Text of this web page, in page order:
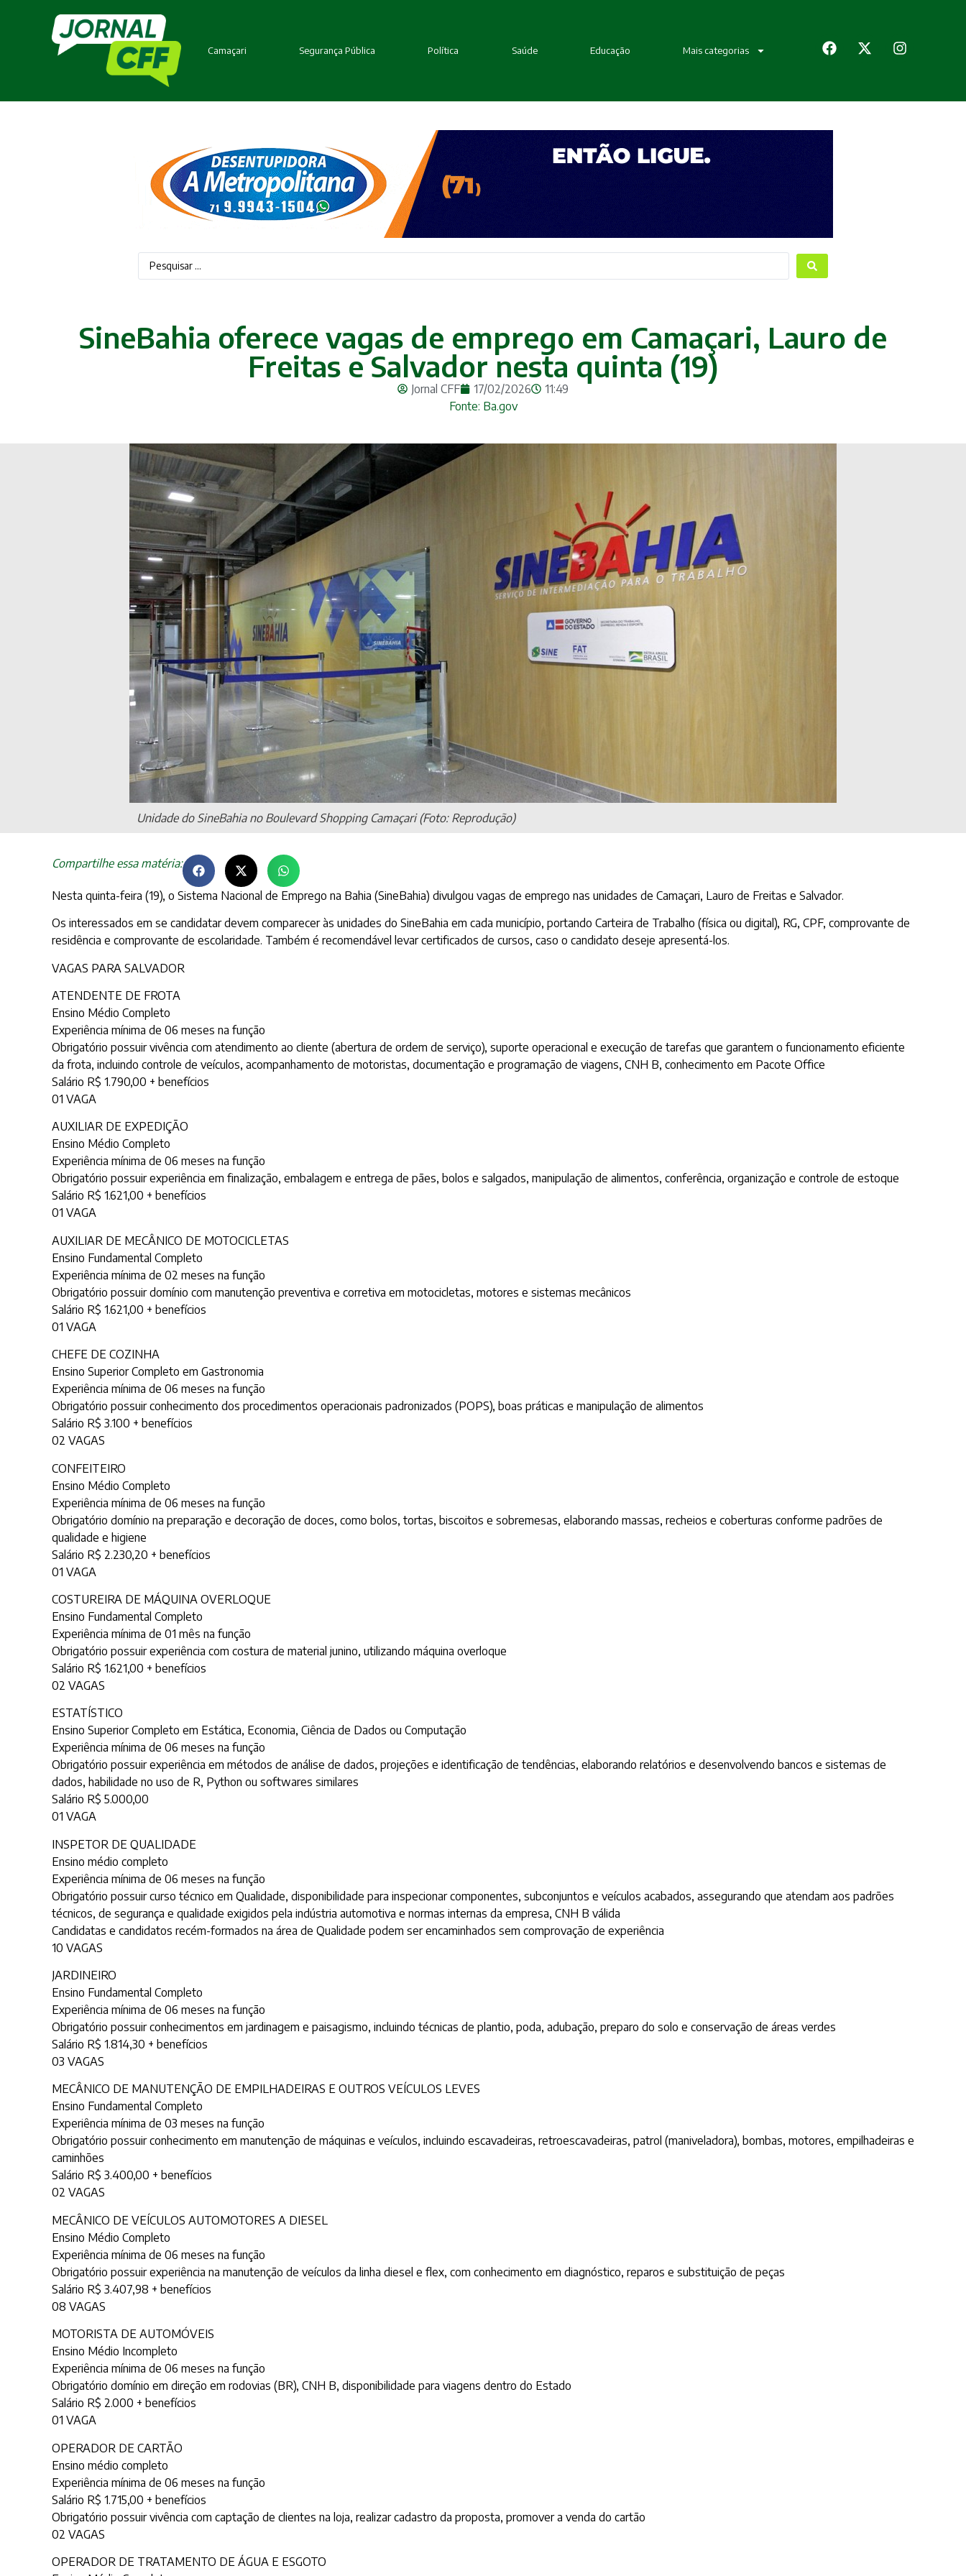
Camaçari Segurança Pública Política Saúde Educação Mais categorias
SineBahia oferece vagas de emprego em Camaçari, Lauro de
Freitas e Salvador nesta quinta (19)
Jornal CFF 17/02/2026
11:49
Fonte: Ba.gov
Unidade do SineBahia no Boulevard Shopping Camaçari (Foto: Reprodução)
Compartilhe essa matéria:
Nesta quinta-feira (19), o Sistema Nacional de Emprego na Bahia (SineBahia) divulgou vagas de emprego nas unidades de Camaçari, Lauro de Freitas e Salvador.
Os interessados em se candidatar devem comparecer às unidades do SineBahia em cada município, portando Carteira de Trabalho (física ou digital), RG, CPF, comprovante de
residência e comprovante de escolaridade. Também é recomendável levar certificados de cursos, caso o candidato deseje apresentá-los.
VAGAS PARA SALVADOR
ATENDENTE DE FROTA
Ensino Médio Completo
Experiência mínima de 06 meses na função
Obrigatório possuir vivência com atendimento ao cliente (abertura de ordem de serviço), suporte operacional e execução de tarefas que garantem o funcionamento eficiente
da frota, incluindo controle de veículos, acompanhamento de motoristas, documentação e programação de viagens, CNH B, conhecimento em Pacote Office
Salário R$ 1.790,00 + benefícios
01 VAGA
AUXILIAR DE EXPEDIÇÃO
Ensino Médio Completo
Experiência mínima de 06 meses na função
Obrigatório possuir experiência em finalização, embalagem e entrega de pães, bolos e salgados, manipulação de alimentos, conferência, organização e controle de estoque
Salário R$ 1.621,00 + benefícios
01 VAGA
AUXILIAR DE MECÂNICO DE MOTOCICLETAS
Ensino Fundamental Completo
Experiência mínima de 02 meses na função
Obrigatório possuir domínio com manutenção preventiva e corretiva em motocicletas, motores e sistemas mecânicos
Salário R$ 1.621,00 + benefícios
01 VAGA
CHEFE DE COZINHA
Ensino Superior Completo em Gastronomia
Experiência mínima de 06 meses na função
Obrigatório possuir conhecimento dos procedimentos operacionais padronizados (POPS), boas práticas e manipulação de alimentos
Salário R$ 3.100 + benefícios
02 VAGAS
CONFEITEIRO
Ensino Médio Completo
Experiência mínima de 06 meses na função
Obrigatório domínio na preparação e decoração de doces, como bolos, tortas, biscoitos e sobremesas, elaborando massas, recheios e coberturas conforme padrões de
qualidade e higiene
Salário R$ 2.230,20 + benefícios
01 VAGA
COSTUREIRA DE MÁQUINA OVERLOQUE
Ensino Fundamental Completo
Experiência mínima de 01 mês na função
Obrigatório possuir experiência com costura de material junino, utilizando máquina overloque
Salário R$ 1.621,00 + benefícios
02 VAGAS
ESTATÍSTICO
Ensino Superior Completo em Estática, Economia, Ciência de Dados ou Computação
Experiência mínima de 06 meses na função
Obrigatório possuir experiência em métodos de análise de dados, projeções e identificação de tendências, elaborando relatórios e desenvolvendo bancos e sistemas de
dados, habilidade no uso de R, Python ou softwares similares
Salário R$ 5.000,00
01 VAGA
INSPETOR DE QUALIDADE
Ensino médio completo
Experiência mínima de 06 meses na função
Obrigatório possuir curso técnico em Qualidade, disponibilidade para inspecionar componentes, subconjuntos e veículos acabados, assegurando que atendam aos padrões
técnicos, de segurança e qualidade exigidos pela indústria automotiva e normas internas da empresa, CNH B válida
Candidatas e candidatos recém-formados na área de Qualidade podem ser encaminhados sem comprovação de experiência
10 VAGAS
JARDINEIRO
Ensino Fundamental Completo
Experiência mínima de 06 meses na função
Obrigatório possuir conhecimentos em jardinagem e paisagismo, incluindo técnicas de plantio, poda, adubação, preparo do solo e conservação de áreas verdes
Salário R$ 1.814,30 + benefícios
03 VAGAS
MECÂNICO DE MANUTENÇÃO DE EMPILHADEIRAS E OUTROS VEÍCULOS LEVES
Ensino Fundamental Completo
Experiência mínima de 03 meses na função
Obrigatório possuir conhecimento em manutenção de máquinas e veículos, incluindo escavadeiras, retroescavadeiras, patrol (maniveladora), bombas, motores, empilhadeiras e
caminhões
Salário R$ 3.400,00 + benefícios
02 VAGAS
MECÂNICO DE VEÍCULOS AUTOMOTORES A DIESEL
Ensino Médio Completo
Experiência mínima de 06 meses na função
Obrigatório possuir experiência na manutenção de veículos da linha diesel e flex, com conhecimento em diagnóstico, reparos e substituição de peças
Salário R$ 3.407,98 + benefícios
08 VAGAS
MOTORISTA DE AUTOMÓVEIS
Ensino Médio Incompleto
Experiência mínima de 06 meses na função
Obrigatório domínio em direção em rodovias (BR), CNH B, disponibilidade para viagens dentro do Estado
Salário R$ 2.000 + benefícios
01 VAGA
OPERADOR DE CARTÃO
Ensino médio completo
Experiência mínima de 06 meses na função
Salário R$ 1.715,00 + benefícios
Obrigatório possuir vivência com captação de clientes na loja, realizar cadastro da proposta, promover a venda do cartão
02 VAGAS
OPERADOR DE TRATAMENTO DE ÁGUA E ESGOTO